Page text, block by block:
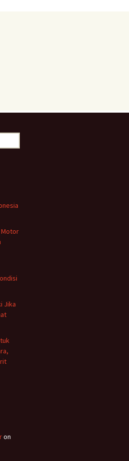
Motor
Jika
on